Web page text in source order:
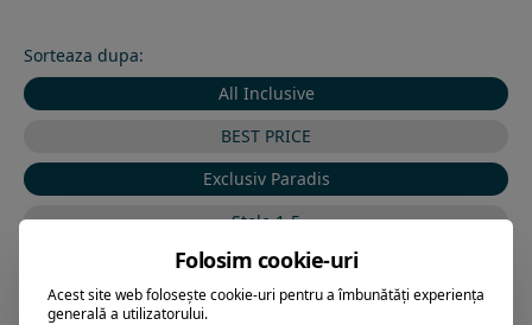
Sorteaza dupa:
All Inclusive
BEST PRICE
Exclusiv Paradis
Stele 1-5
Stele 5-1
Folosim cookie-uri
Acest site web folosește cookie-uri pentru a îmbunătăți experiența
generală a utilizatorului.